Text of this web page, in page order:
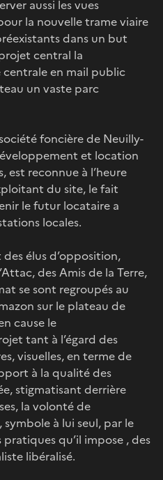
aussi les vues
la nouvelle trame viaire
dans un but
central la
en mail public
un vaste parc
foncière de Neuilly-
et location
est reconnue à l’heure
du site, le fait
le futur locataire a
locales.
élus d’opposition,
des Amis de la Terre,
se sont regroupés au
sur le plateau de
cause le
tant à l’égard des
visuelles, en terme de
à la qualité des
stigmatisant derrière
la volonté de
à lui seul, par le
qu’il impose , des
libéralisé.